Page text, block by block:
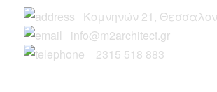
Κομνηνών 21,
info@m2architect.gr
2315 518 883